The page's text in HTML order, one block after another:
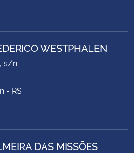
WESTPHALEN
s/n
- RS
DAS MISSÕES